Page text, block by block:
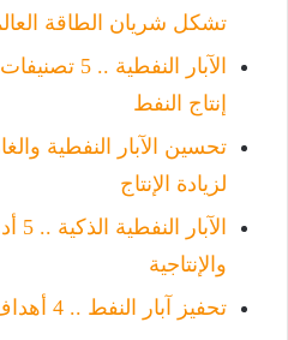
تشكل شريان الطاقة
الآبار
إنتاج النفط
لزيادة الإنتاج
والإنتاجية
تحفيز آبار النفط .. 4 أهداف رئيسية لتعزيز الإنتاجية